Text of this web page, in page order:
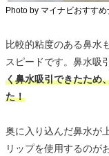
Photo by マイナビおすすめ
比較的粘度のある鼻水
スピードです。鼻水吸
く鼻水吸引できたため
た！
奥に入り込んだ鼻水が
リップを使用するのが